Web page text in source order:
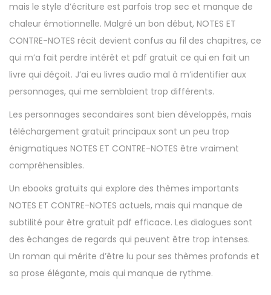
mais le style d’écriture est parfois trop sec et manque de
chaleur émotionnelle. Malgré un bon début, NOTES ET
CONTRE-NOTES récit devient confus au fil des chapitres, ce
qui m’a fait perdre intérêt et pdf gratuit ce qui en fait un
livre qui déçoit. J’ai eu livres audio mal à m’identifier aux
personnages, qui me semblaient trop différents.
Les personnages secondaires sont bien développés, mais
téléchargement gratuit principaux sont un peu trop
énigmatiques NOTES ET CONTRE-NOTES être vraiment
compréhensibles.
Un ebooks gratuits qui explore des thèmes importants
NOTES ET CONTRE-NOTES actuels, mais qui manque de
subtilité pour être gratuit pdf efficace. Les dialogues sont
des échanges de regards qui peuvent être trop intenses.
Un roman qui mérite d’être lu pour ses thèmes profonds et
sa prose élégante, mais qui manque de rythme.